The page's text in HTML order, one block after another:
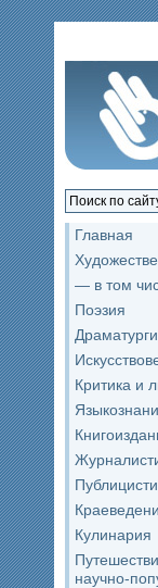
Главная
— в том
Поэзия
Критика и
Кулинария
научно-